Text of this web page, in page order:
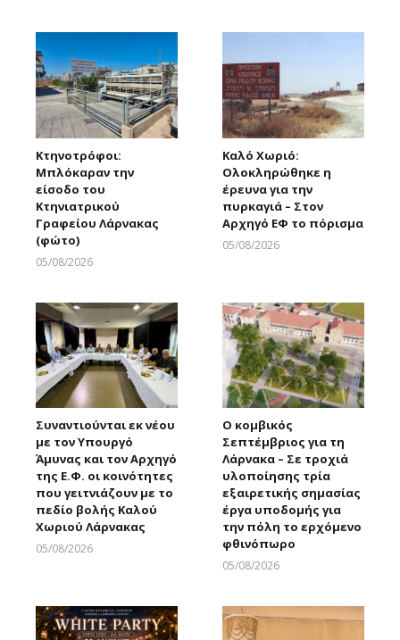
Κτηνοτρόφοι:
Μπλόκαραν την
είσοδο του
Κτηνιατρικού
Γραφείου Λάρνακας
(φώτο)
05/08/2026
Καλό Χωριό:
Ολοκληρώθηκε η
έρευνα για την
πυρκαγιά – Στον
Αρχηγό ΕΦ το πόρισμα
05/08/2026
Συναντιούνται εκ νέου
με τον Υπουργό
Άμυνας και τον Αρχηγό
της Ε.Φ. οι κοινότητες
που γειτνιάζουν με το
πεδίο βολής Καλού
Χωριού Λάρνακας
05/08/2026
Ο κομβικός
Σεπτέμβριος για τη
Λάρνακα – Σε τροχιά
υλοποίησης τρία
εξαιρετικής σημασίας
έργα υποδομής για
την πόλη το ερχόμενο
φθινόπωρο
05/08/2026